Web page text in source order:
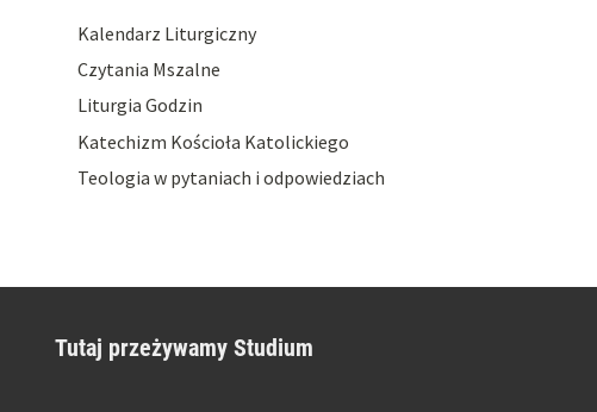
Kalendarz Liturgiczny
Czytania Mszalne
Liturgia Godzin
Katechizm Kościoła Katolickiego
Teologia w pytaniach i odpowiedziach
Tutaj przeżywamy Studium